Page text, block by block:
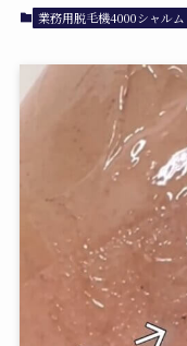
業務用脱毛機4000シャルム